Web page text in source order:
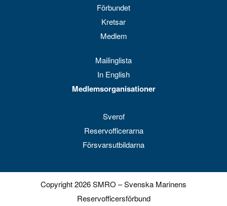
Förbundet
Kretsar
Medlem
Mailinglista
In English
Medlemsorganisationer
Sverof
Reservofficerarna
Försvarsutbildarna
Copyright 2026 SMRO – Svenska Marinens
Reservofficersförbund